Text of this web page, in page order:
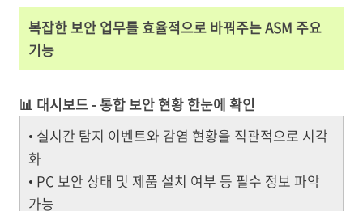
복잡한 보안 업무를 효율적으로 바꿔주는 ASM 주요
기능
📊 대시보드 - 통합 보안 현황 한눈에 확인
• 실시간 탐지 이벤트와 감염 현황을 직관적으로 시각
화
• PC 보안 상태 및 제품 설치 여부 등 필수 정보 파악
가능